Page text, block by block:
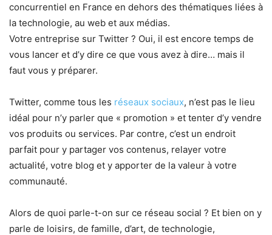
concurrentiel en France en dehors des thématiques liées à
la technologie, au web et aux médias.
Votre entreprise sur Twitter ? Oui, il est encore temps de
vous lancer et d’y dire ce que vous avez à dire… mais il
faut vous y préparer.
Twitter, comme tous les réseaux sociaux, n’est pas le lieu
idéal pour n’y parler que « promotion » et tenter d’y vendre
vos produits ou services. Par contre, c’est un endroit
parfait pour y partager vos contenus, relayer votre
actualité, votre blog et y apporter de la valeur à votre
communauté.
Alors de quoi parle-t-on sur ce réseau social ? Et bien on y
parle de loisirs, de famille, d’art, de technologie,